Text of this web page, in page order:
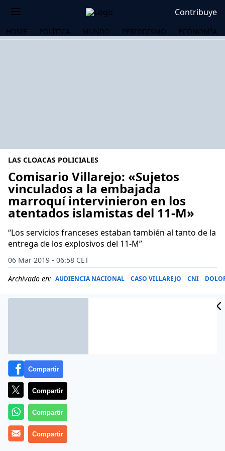
Contribuye
HOME POLÍTICA MUNDO PERIODISMO ECONOMÍA
LAS CLOACAS POLICIALES
Comisario Villarejo: «Sujetos
vinculados a la embajada
marroquí intervinieron en los
atentados islamistas del 11-M»
“Los servicios franceses estaban también al tanto de la
entrega de los explosivos del 11-M”
06 Mar 2019 - 06:58 CET
Archivado en: AUDIENCIA NACIONAL CASO VILLAREJO CNI
No paraPepe Villarejo
Compartir
Compartir
Compartir
Compartir